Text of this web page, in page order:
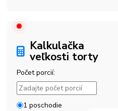
Kalkulačka
veľkosti torty
Počet porcií:
1 poschodie